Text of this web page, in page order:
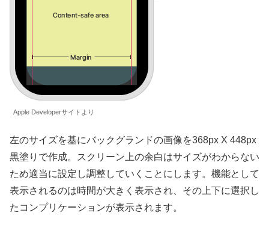
Apple Developerサイトより
左のサイズを基にバックグランドの画像を368px X 448px
黒塗りで作成。スクリーン上の余白はサイズがわからない
ため適当に設定し調整していくことにします。機能として
表示されるのは時間が大きく表示され、その上下に選択し
たコンプリケーションが表示されます。